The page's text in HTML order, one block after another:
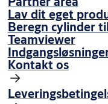
Lav dit eget
Beregn cylinder
Teamviewer
Kontakt os